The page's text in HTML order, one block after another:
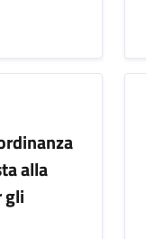
alla
gli